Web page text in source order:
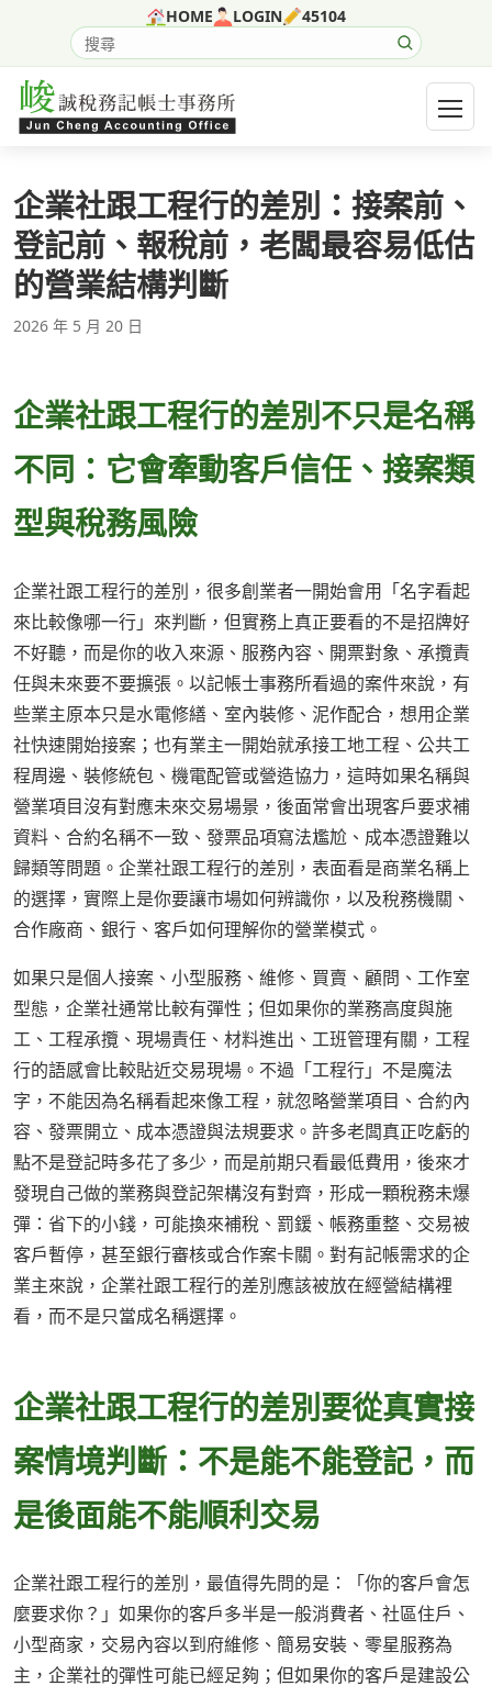
HOME LOGIN 45104
搜尋網站內容
開啟
企業社跟工程行的差別：接案前、
登記前、報稅前，老闆最容易低估
的營業結構判斷
2026 年 5 月 20 日
企業社跟工程行的差別不只是名稱
不同：它會牽動客戶信任、接案類
型與稅務風險
企業社跟工程行的差別，很多創業者一開始會用「名字看起
來比較像哪一行」來判斷，但實務上真正要看的不是招牌好
不好聽，而是你的收入來源、服務內容、開票對象、承攬責
任與未來要不要擴張。以記帳士事務所看過的案件來說，有
些業主原本只是水電修繕、室內裝修、泥作配合，想用企業
社快速開始接案；也有業主一開始就承接工地工程、公共工
程周邊、裝修統包、機電配管或營造協力，這時如果名稱與
營業項目沒有對應未來交易場景，後面常會出現客戶要求補
資料、合約名稱不一致、發票品項寫法尷尬、成本憑證難以
歸類等問題。企業社跟工程行的差別，表面看是商業名稱上
的選擇，實際上是你要讓市場如何辨識你，以及稅務機關、
合作廠商、銀行、客戶如何理解你的營業模式。
如果只是個人接案、小型服務、維修、買賣、顧問、工作室
型態，企業社通常比較有彈性；但如果你的業務高度與施
工、工程承攬、現場責任、材料進出、工班管理有關，工程
行的語感會比較貼近交易現場。不過「工程行」不是魔法
字，不能因為名稱看起來像工程，就忽略營業項目、合約內
容、發票開立、成本憑證與法規要求。許多老闆真正吃虧的
點不是登記時多花了多少，而是前期只看最低費用，後來才
發現自己做的業務與登記架構沒有對齊，形成一顆稅務未爆
彈：省下的小錢，可能換來補稅、罰鍰、帳務重整、交易被
客戶暫停，甚至銀行審核或合作案卡關。對有記帳需求的企
業主來說，企業社跟工程行的差別應該被放在經營結構裡
看，而不是只當成名稱選擇。
企業社跟工程行的差別要從真實接
案情境判斷：不是能不能登記，而
是後面能不能順利交易
企業社跟工程行的差別，最值得先問的是：「你的客戶會怎
麼要求你？」如果你的客戶多半是一般消費者、社區住戶、
小型商家，交易內容以到府維修、簡易安裝、零星服務為
主，企業社的彈性可能已經足夠；但如果你的客戶是建設公